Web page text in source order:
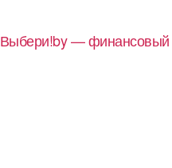
Выбери!by — финансовый